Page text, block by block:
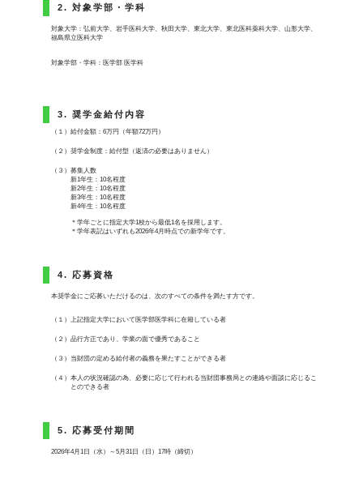
2. 対象学部・学科
対象大学：弘前大学、岩手医科大学、秋田大学、東北大学、東北医科薬科大学、山形大学、
福島県立医科大学
対象学部・学科：医学部 医学科
3. 奨学金給付内容
（１）給付金額：6万円（年額72万円）
（２）奨学金制度：給付型（返済の必要はありません）
（３）募集人数
新1年生：10名程度
新2年生：10名程度
新3年生：10名程度
新4年生：10名程度
＊学年ごとに指定大学1校から最低1名を採用します。
＊学年表記はいずれも2026年4月時点での新学年です。
4. 応募資格
本奨学金にご応募いただけるのは、次のすべての条件を満たす方です。
（１）上記指定大学において医学部医学科に在籍している者
（２）品行方正であり、学業の面で優秀であること
（３）当財団の定める給付者の義務を果たすことができる者
（４）本人の状況確認の為、必要に応じて行われる当財団事務局との連絡や面談に応じるこ
とのできる者
5. 応募受付期間
2026年4月1日（水）～5月31日（日）17時（締切）